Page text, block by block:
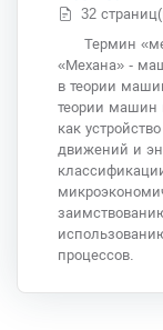
32
Термин
«Механа» -
в теории
теории машин
как
движений и
процессов.